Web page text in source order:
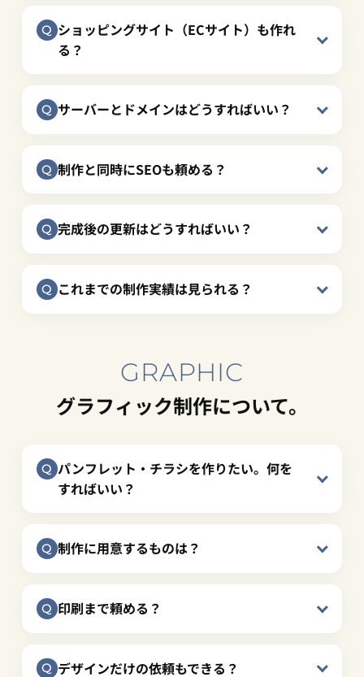
ショッピングサイト（ECサイト）も作れ
る？
サーバーとドメインはどうすればいい？
制作と同時にSEOも頼める？
完成後の更新はどうすればいい？
これまでの制作実績は見られる？
GRAPHIC
グラフィック制作について。
パンフレット・チラシを作りたい。何を
すればいい？
制作に用意するものは？
印刷まで頼める？
デザインだけの依頼もできる？